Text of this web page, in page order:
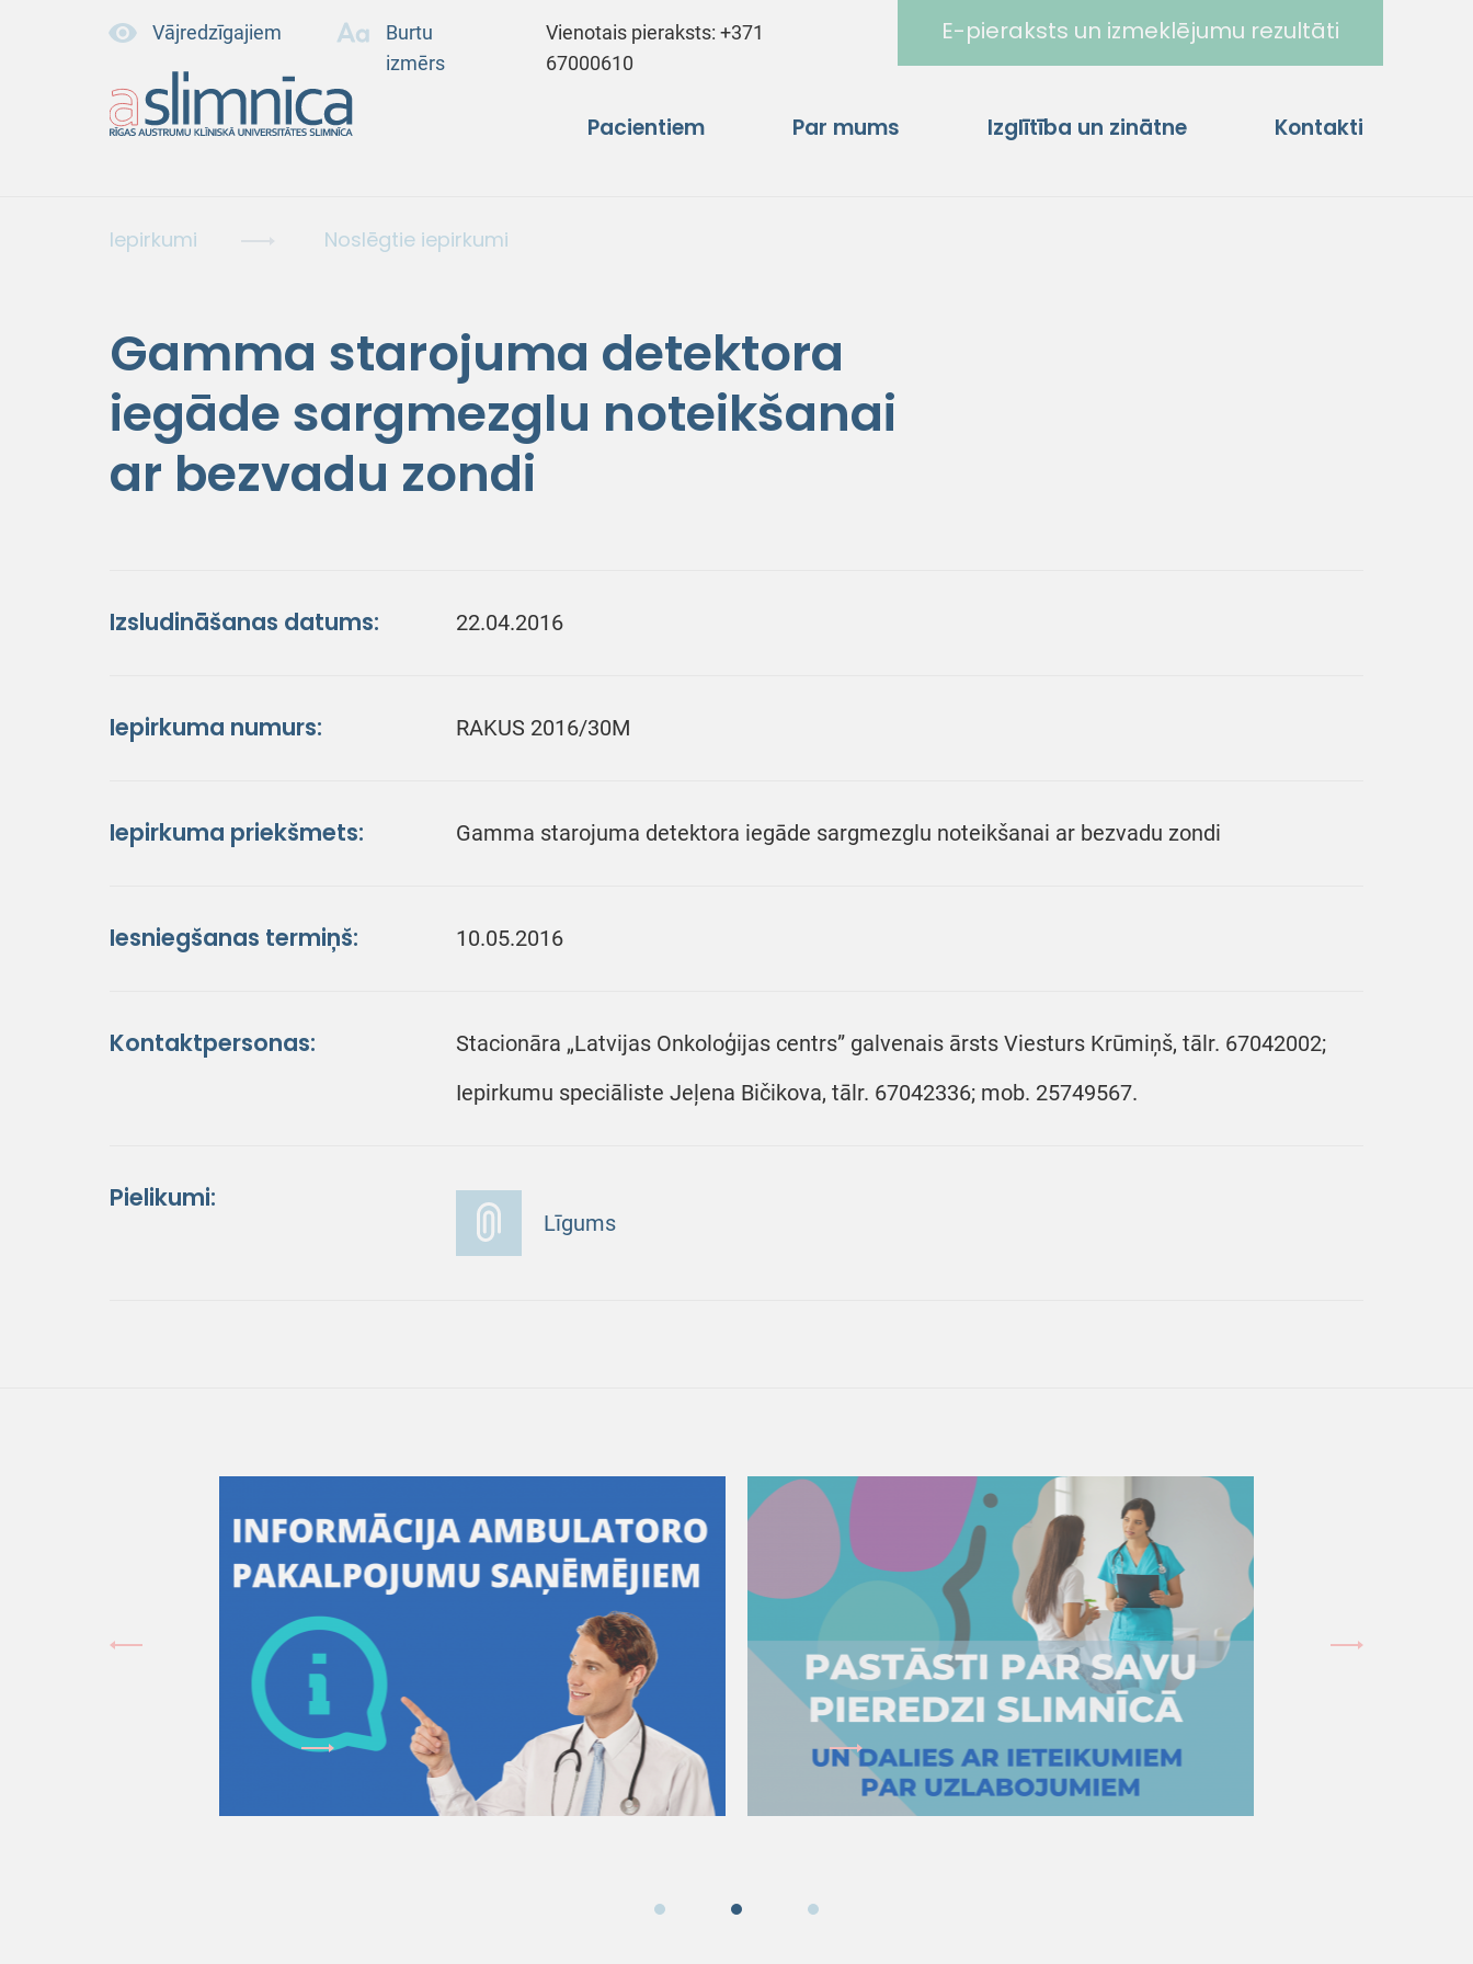
Vājredzīgajiem
Burtu
izmērs
Vienotais pieraksts:+371
67000610
E-pieraksts un izmeklējumu rezultāti
Pacientiem Par mums Izglītība un zinātne Kontakti
Iepirkumi Noslēgtie iepirkumi
Gamma starojuma detektora
iegāde sargmezglu noteikšanai
ar bezvadu zondi
Izsludināšanas datums: 22.04.2016
Iepirkuma numurs: RAKUS 2016/30M
Iepirkuma priekšmets: Gamma starojuma detektora iegāde sargmezglu noteikšanai ar bezvadu zondi
Iesniegšanas termiņš: 10.05.2016
Kontaktpersonas:
Stacionāra „Latvijas Onkoloģijas centrs” galvenais ārsts Viesturs Krūmiņš, tālr. 67042002;
Iepirkumu speciāliste Jeļena Bičikova, tālr. 67042336; mob. 25749567.
Pielikumi:
Līgums